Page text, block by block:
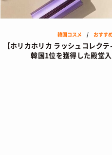
韓国コスメ / おすす
【ホリカホリカ ラッシュコレクテ
韓国1位を獲得した殿堂